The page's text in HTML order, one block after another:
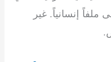
إنسانياً. غير